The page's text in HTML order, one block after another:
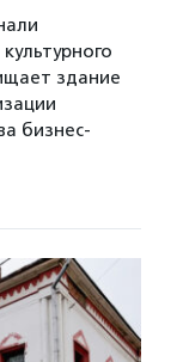
здание
бизнес-